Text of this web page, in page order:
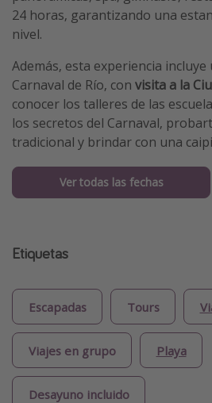
24 horas, garantizando una
nivel.
Además, esta experiencia
Carnaval de Río, con visita a la
conocer los talleres de las
los secretos del Carnaval,
tradicional y brindar con una
Ver todas las fechas
Etiquetas
Escapadas Tours
Viajes en grupo Playa
Desayuno incluido